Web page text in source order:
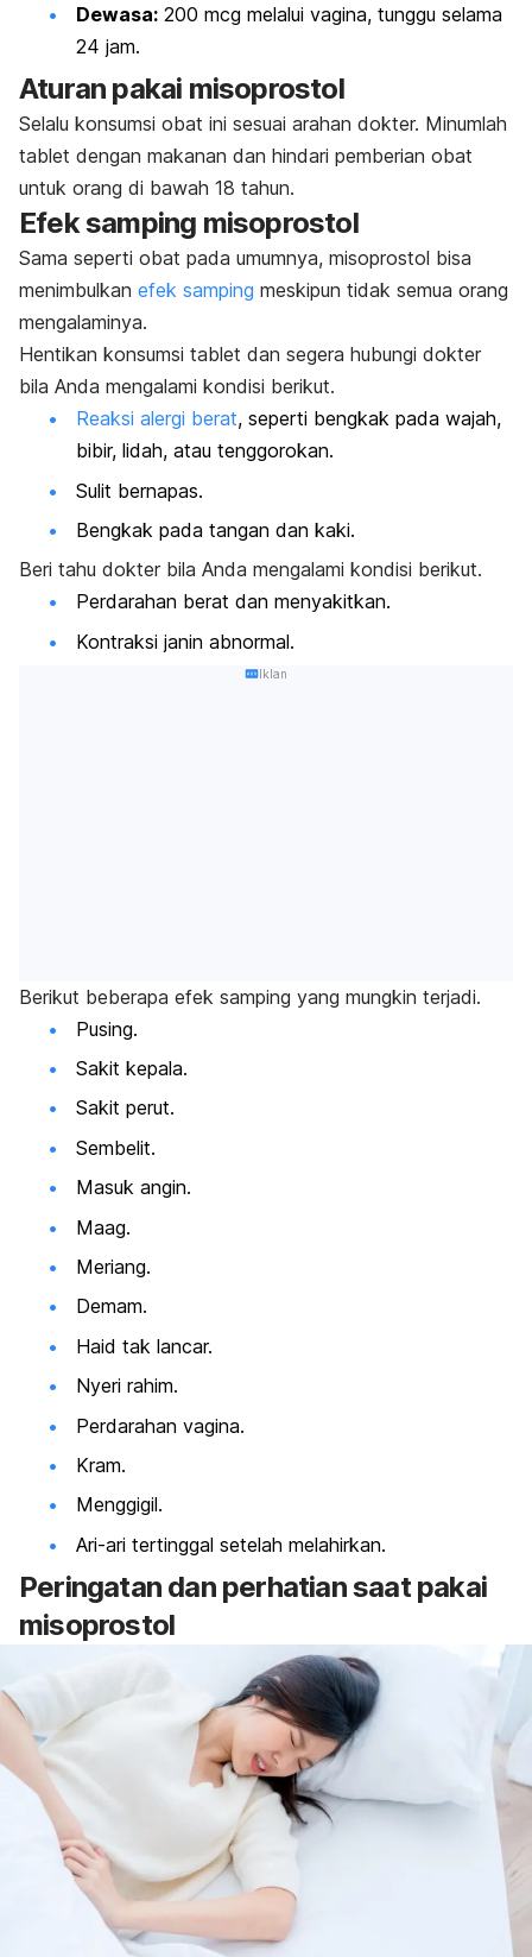
Dewasa: 200 mcg melalui vagina, tunggu selama
24 jam.
Aturan pakai misoprostol
Selalu konsumsi obat ini sesuai arahan dokter. Minumlah
tablet dengan makanan dan hindari pemberian obat
untuk orang di bawah 18 tahun.
Efek samping misoprostol
Sama seperti obat pada umumnya, misoprostol bisa
menimbulkan efek samping meskipun tidak semua orang
mengalaminya.
Hentikan konsumsi tablet dan segera hubungi dokter
bila Anda mengalami kondisi berikut.
Reaksi alergi berat, seperti bengkak pada wajah,
bibir, lidah, atau tenggorokan.
Sulit bernapas.
Bengkak pada tangan dan kaki.
Beri tahu dokter bila Anda mengalami kondisi berikut.
Perdarahan berat dan menyakitkan.
Kontraksi janin abnormal.
Iklan
Berikut beberapa efek samping yang mungkin terjadi.
Pusing.
Sakit kepala.
Sakit perut.
Sembelit.
Masuk angin.
Maag.
Meriang.
Demam.
Haid tak lancar.
Nyeri rahim.
Perdarahan vagina.
Kram.
Menggigil.
Ari-ari tertinggal setelah melahirkan.
Peringatan dan perhatian saat pakai
misoprostol